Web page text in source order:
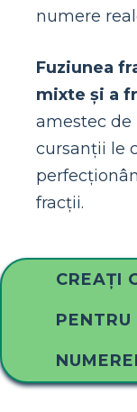
numere
Fuziunea
mixte și a
amestec
cursanții le
fracții.
CREAȚI